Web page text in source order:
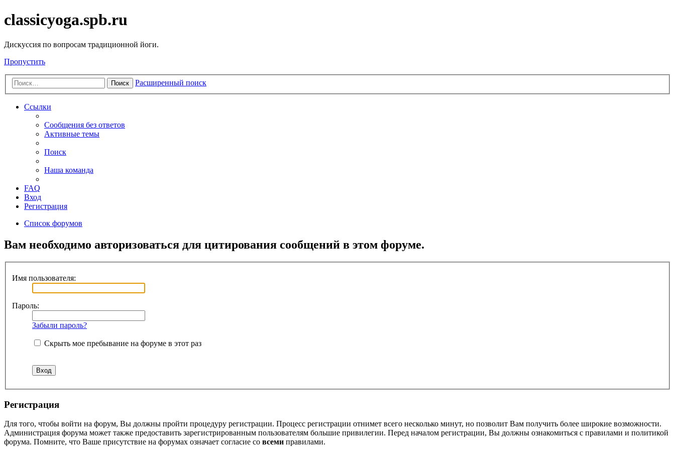
classicyoga.spb.ru
Дискуссия по вопросам традиционной йоги.
Пропустить
Поиск Расширенный поиск
Ссылки
Сообщения без ответов
Активные темы
Поиск
Наша команда
FAQ
Вход
Регистрация
Список форумов
Вам необходимо авторизоваться для цитирования сообщений в этом форуме.
Имя пользователя:
Пароль:
Забыли пароль?
Скрыть мое пребывание на форуме в этот раз
Регистрация
Для того, чтобы войти на форум, Вы должны пройти процедуру регистрации. Процесс регистрации отнимет всего несколько минут, но позволит Вам получить более широкие возможности.
Администрация форума может также предоставить зарегистрированным пользователям большие привилегии. Перед началом регистрации, Вы должны ознакомиться с правилами и политикой
форума. Помните, что Ваше присутствие на форумах означает согласие со всеми правилами.